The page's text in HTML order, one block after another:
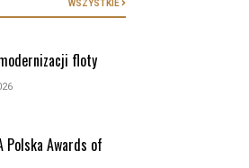
WSZYSTKIE
floty
Polska Awards of